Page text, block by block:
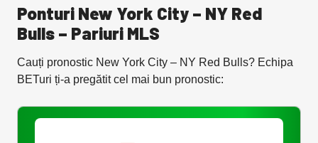
Ponturi New York City – NY Red
Bulls – Pariuri MLS
Cauți pronostic New York City – NY Red Bulls? Echipa
BETuri ți-a pregătit cel mai bun pronostic: